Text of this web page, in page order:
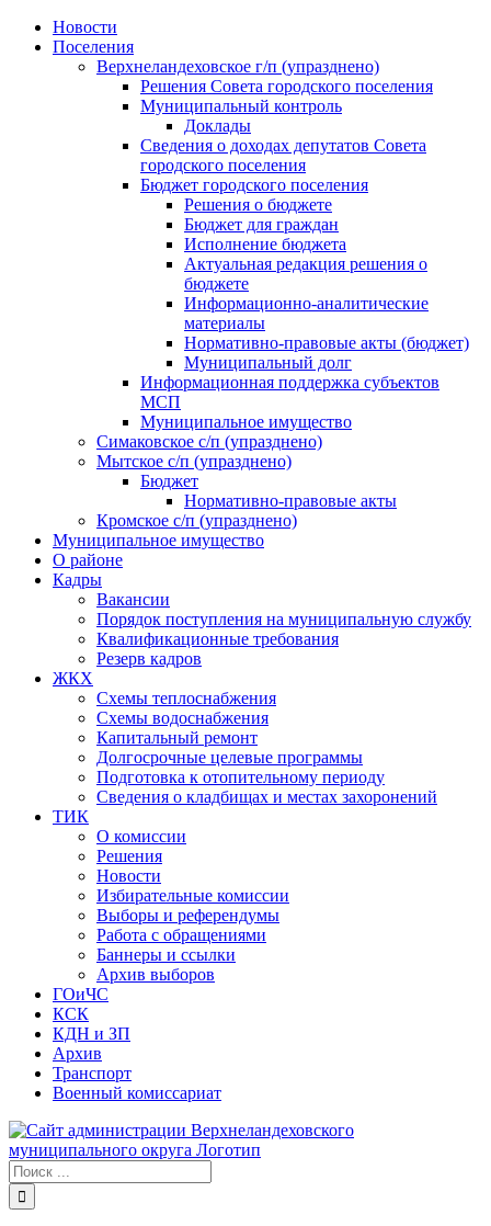
Skip
Новости
Поселения
Верхнеландеховское г/п (упразднено)
Решения Совета городского поселения
Муниципальный контроль
Доклады
Сведения о доходах депутатов Совета
городского поселения
Бюджет городского поселения
Решения о бюджете
Бюджет для граждан
Исполнение бюджета
Актуальная редакция решения о
бюджете
Информационно-аналитические
материалы
Нормативно-правовые акты (бюджет)
Муниципальный долг
Информационная поддержка субъектов
МСП
Муниципальное имущество
Симаковское с/п (упразднено)
Мытское с/п (упразднено)
Бюджет
Нормативно-правовые акты
Кромское с/п (упразднено)
Муниципальное имущество
О районе
Кадры
Вакансии
Порядок поступления на муниципальную службу
Квалификационные требования
Резерв кадров
ЖКХ
Схемы теплоснабжения
Схемы водоснабжения
Капитальный ремонт
Долгосрочные целевые программы
Подготовка к отопительному периоду
Сведения о кладбищах и местах захоронений
ТИК
О комиссии
Решения
Новости
Избирательные комиссии
Выборы и референдумы
Работа с обращениями
Баннеры и ссылки
Архив выборов
ГОиЧС
КСК
КДН и ЗП
Архив
Транспорт
Военный комиссариат
Результат
поиска: